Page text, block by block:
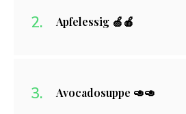
Apfelessig 🍏🍎
Avocadosuppe 🥑🥑